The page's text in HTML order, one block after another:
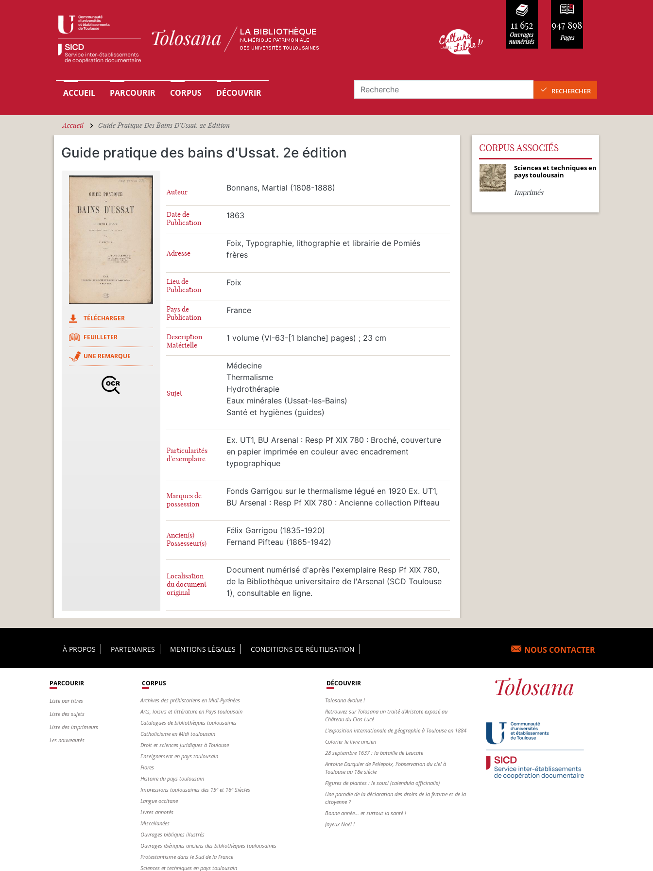
11 652 947 898
Navigation principale
ACCUEIL PARCOURIR CORPUS DÉCOUVRIR RECHERCHER
Accueil Guide Pratique Des Bains D'Ussat. 2e Édition
Guide pratique des bains d'Ussat. 2e édition
TÉLÉCHARGER
FEUILLETER
UNE REMARQUE
Auteur Bonnans, Martial (1808-1888)
Date de
Publication
1863
Adresse
Foix, Typographie, lithographie et librairie de Pomiés
frères
Lieu de
Publication
Foix
Pays de
Publication
France
Description
Matérielle
1 volume (VI-63-[1 blanche] pages) ; 23 cm
Sujet
Médecine
Thermalisme
Hydrothérapie
Eaux minérales (Ussat-les-Bains)
Santé et hygiènes (guides)
Particularités
d'exemplaire
Ex. UT1, BU Arsenal : Resp Pf XIX 780 : Broché, couverture
en papier imprimée en couleur avec encadrement
typographique
Marques de
possession
Fonds Garrigou sur le thermalisme légué en 1920 Ex. UT1,
BU Arsenal : Resp Pf XIX 780 : Ancienne collection Pifteau
Ancien(s)
Possesseur(s)
Félix Garrigou (1835-1920)
Fernand Pifteau (1865-1942)
Localisation
du document
original
Document numérisé d'après l'exemplaire Resp Pf XIX 780,
de la Bibliothèque universitaire de l'Arsenal (SCD Toulouse
1), consultable en ligne.
CORPUS ASSOCIÉS
Sciences et techniques en
pays toulousain
Imprimés
Footer Principal
À PROPOS PARTENAIRES MENTIONS LÉGALES CONDITIONS DE RÉUTILISATION NOUS CONTACTER
PARCOURIR
Liste par titres
Liste des sujets
Liste des imprimeurs
Les nouveautés
CORPUS
Archives des préhistoriens en Midi-Pyrénées
Arts, loisirs et littérature en Pays toulousain
Catalogues de bibliothèques toulousaines
Catholicisme en Midi toulousain
Droit et sciences juridiques à Toulouse
Enseignement en pays toulousain
Flores
Histoire du pays toulousain
Impressions toulousaines des 15ᵉ et 16ᵉ Siècles
Langue occitane
Livres annotés
Miscellanées
Ouvrages bibliques illustrés
Ouvrages ibériques anciens des bibliothèques toulousaines
Protestantisme dans le Sud de la France
Sciences et techniques en pays toulousain
DÉCOUVRIR
Tolosana évolue !
Retrouvez sur Tolosana un traité d'Aristote exposé au
Château du Clos Lucé
L'exposition internationale de géographie à Toulouse en 1884
Colorier le livre ancien
28 septembre 1637 : la bataille de Leucate
Antoine Darquier de Pellepoix, l’observation du ciel à
Toulouse au 18e siècle
Figures de plantes : le souci (calendula officinalis)
Une parodie de la déclaration des droits de la femme et de la
citoyenne ?
Bonne année... et surtout la santé !
Joyeux Noël !